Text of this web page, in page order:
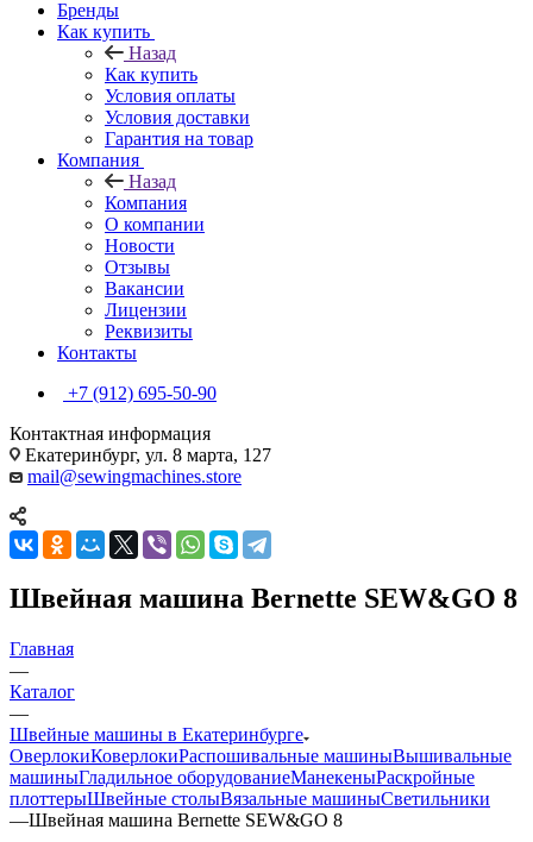
Бренды
Как купить
Назад
Как купить
Условия оплаты
Условия доставки
Гарантия на товар
Компания
Назад
Компания
О компании
Новости
Отзывы
Вакансии
Лицензии
Реквизиты
Контакты
+7 (912) 695-50-90
Контактная информация
Екатеринбург, ул. 8 марта, 127
mail@sewingmachines.store
Швейная машина Bernette SEW&GO 8
Главная
—
Каталог
—
Швейные машины в Екатеринбурге
ОверлокиКоверлокиРаспошивальные машиныВышивальные
машиныГладильное оборудованиеМанекеныРаскройные
плоттерыШвейные столыВязальные машиныСветильники
—Швейная машина Bernette SEW&GO 8